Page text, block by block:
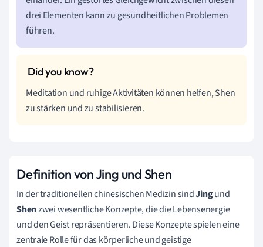
drei Elementen kann zu gesundheitlichen Problemen
führen.
Meditation und ruhige Aktivitäten können helfen, Shen
zu stärken und zu stabilisieren.
Definition von Jing und Shen
In der traditionellen chinesischen Medizin sindJingund
Shenzwei wesentliche Konzepte, die die Lebensenergie
und den Geist repräsentieren. Diese Konzepte spielen eine
zentrale Rolle für das körperliche und geistige